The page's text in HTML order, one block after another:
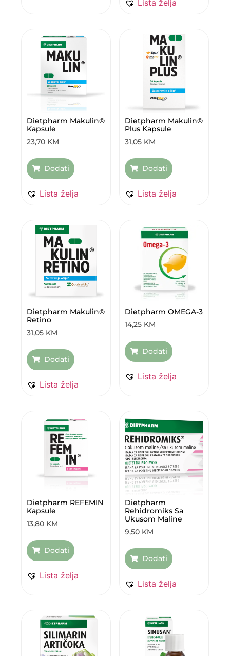
Lista želja
Dietpharm Makulin®
Kapsule
23,70 KM
Dodati
Lista želja
Dietpharm Makulin®
Plus Kapsule
31,05 KM
Dodati
Lista želja
Dietpharm Makulin®
Retino
31,05 KM
Dodati
Lista želja
Dietpharm OMEGA-3
14,25 KM
Dodati
Lista želja
Dietpharm REFEMIN
Kapsule
13,80 KM
Dodati
Lista želja
Dietpharm
Rehidromiks Sa
Ukusom Maline
9,50 KM
Dodati
Lista želja